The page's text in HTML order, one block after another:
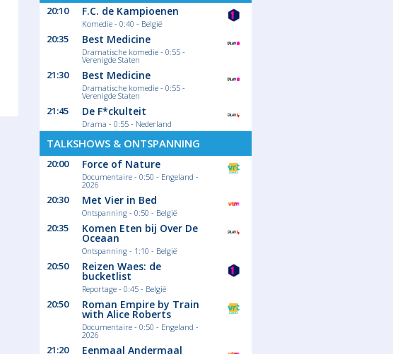
20:10 F.C. de Kampioenen
Komedie - 0:40 - België
20:35 Best Medicine
Dramatische komedie - 0:55 -
Verenigde Staten
21:30 Best Medicine
Dramatische komedie - 0:55 -
Verenigde Staten
21:45 De F*ckulteit
Drama - 0:55 - Nederland
TALKSHOWS & ONTSPANNING
20:00 Force of Nature
Documentaire - 0:50 - Engeland -
2026
20:30 Met Vier in Bed
Ontspanning - 0:50 - België
20:35 Komen Eten bij Over De
Oceaan
Ontspanning - 1:10 - België
20:50 Reizen Waes: de
bucketlist
Reportage - 0:45 - België
20:50 Roman Empire by Train
with Alice Roberts
Documentaire - 0:50 - Engeland -
2026
21:20 Eenmaal Andermaal